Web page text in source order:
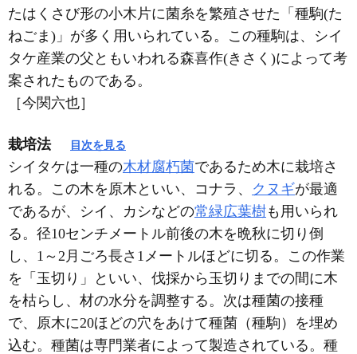
たはくさび形の小木片に菌糸を繁殖させた「種駒(た
ねごま)」が多く用いられている。この種駒は、シイ
タケ産業の父ともいわれる森喜作(きさく)によって考
案されたものである。
［今関六也］
栽培法 目次を見る
シイタケは一種の木材腐朽菌であるため木に栽培さ
れる。この木を原木といい、コナラ、 クヌギが最適
であるが、シイ、カシなどの常緑広葉樹も用いられ
る。径10センチメートル前後の木を晩秋に切り倒
し、1～2月ごろ長さ1メートルほどに切る。この作業
を「玉切り」といい、伐採から玉切りまでの間に木
を枯らし、材の水分を調整する。次は種菌の接種
で、原木に20ほどの穴をあけて種菌（種駒）を埋め
込む。種菌は専門業者によって製造されている。種